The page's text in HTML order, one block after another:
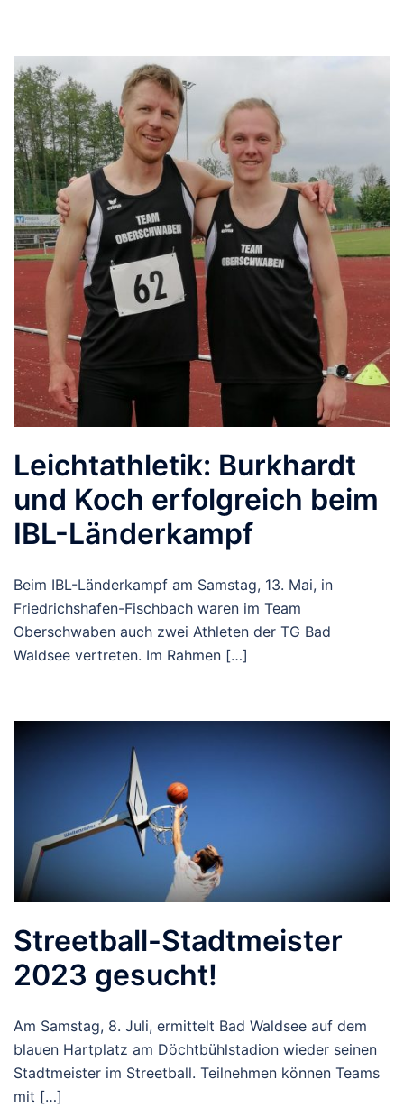
Leichtathletik: Burkhardt
und Koch erfolgreich beim
IBL-Länderkampf
Beim IBL-Länderkampf am Samstag, 13. Mai, in
Friedrichshafen-Fischbach waren im Team
Oberschwaben auch zwei Athleten der TG Bad
Waldsee vertreten. Im Rahmen […]
Streetball-Stadtmeister
2023 gesucht!
Am Samstag, 8. Juli, ermittelt Bad Waldsee auf dem
blauen Hartplatz am Döchtbühlstadion wieder seinen
Stadtmeister im Streetball. Teilnehmen können Teams
mit […]